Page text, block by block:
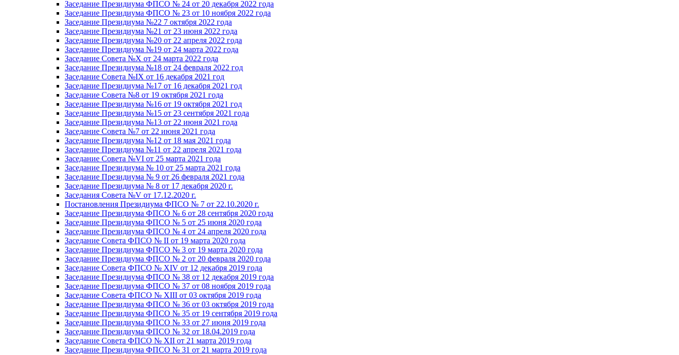
Заседание Президиума ФПСО № 24 от 20 декабря 2022 года
Заседание Президиума ФПСО № 23 от 10 ноября 2022 года
Заседание Президиума №22 7 октября 2022 года
Заседание Президиума №21 от 23 июня 2022 года
Заседание Президиума №20 от 22 апреля 2022 года
Заседание Президиума №19 от 24 марта 2022 года
Заседание Совета №X от 24 марта 2022 года
Заседание Президиума №18 от 24 февраля 2022 год
Заседание Совета №IX от 16 декабря 2021 год
Заседание Президиума №17 от 16 декабря 2021 год
Заседание Совета №8 от 19 октября 2021 года
Заседание Президиума №16 от 19 октября 2021 год
Заседание Президиума №15 от 23 сентября 2021 года
Заседание Президиума №13 от 22 июня 2021 года
Заседание Совета №7 от 22 июня 2021 года
Заседание Президиума №12 от 18 мая 2021 года
Заседание Президиума №11 от 22 апреля 2021 года
Заседание Совета №VI от 25 марта 2021 года
Заседание Президиума № 10 от 25 марта 2021 года
Заседание Президиума № 9 от 26 февраля 2021 года
Заседание Президиума № 8 от 17 декабря 2020 г.
Заседания Совета №V от 17.12.2020 г.
Постановления Президиума ФПСО № 7 от 22.10.2020 г.
Заседание Президиума ФПСО № 6 от 28 сентября 2020 года
Заседание Президиума ФПСО № 5 от 25 июня 2020 года
Заседание Президиума ФПСО № 4 от 24 апреля 2020 года
Заседание Совета ФПСО № II от 19 марта 2020 года
Заседание Президиума ФПСО № 3 от 19 марта 2020 года
Заседание Президиума ФПСО № 2 от 20 февраля 2020 года
Заседание Совета ФПСО № XIV от 12 декабря 2019 года
Заседание Президиума ФПСО № 38 от 12 декабря 2019 года
Заседание Президиума ФПСО № 37 от 08 ноября 2019 года
Заседание Совета ФПСО № XIII от 03 октября 2019 года
Заседание Президиума ФПСО № 36 от 03 октября 2019 года
Заседание Президиума ФПСО № 35 от 19 сентября 2019 года
Заседание Президиума ФПСО № 33 от 27 июня 2019 года
Заседание Президиума ФПСО № 32 от 18.04.2019 года
Заседание Совета ФПСО № XII от 21 марта 2019 года
Заседание Президиума ФПСО № 31 от 21 марта 2019 года